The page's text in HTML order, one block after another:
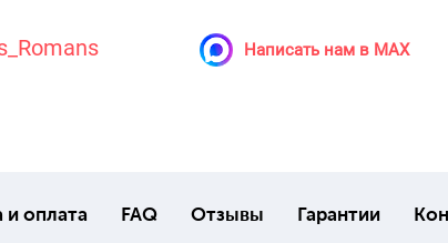
Написать нам в MAX
и оплата FAQ Отзывы Гарантии